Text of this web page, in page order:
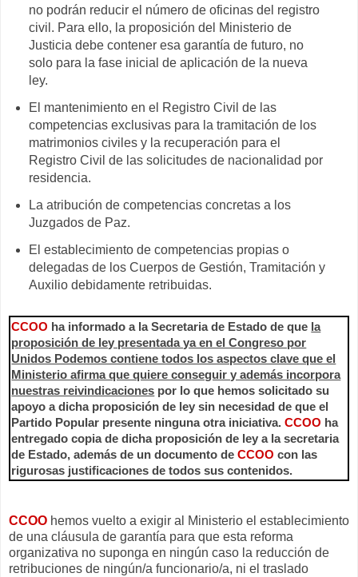
no podrán reducir el número de oficinas del registro
civil. Para ello, la proposición del Ministerio de
Justicia debe contener esa garantía de futuro, no
solo para la fase inicial de aplicación de la nueva
ley.
El mantenimiento en el Registro Civil de las
competencias exclusivas para la tramitación de los
matrimonios civiles y la recuperación para el
Registro Civil de las solicitudes de nacionalidad por
residencia.
La atribución de competencias concretas a los
Juzgados de Paz.
El establecimiento de competencias propias o
delegadas de los Cuerpos de Gestión, Tramitación y
Auxilio debidamente retribuidas.
CCOO ha informado a la Secretariade Estado de que la
proposición de ley presentada ya en el Congreso por
Unidos Podemos contiene todos los aspectos clave que el
Ministerio afirma que quiere conseguir y además incorpora
nuestras reivindicaciones por lo que hemos solicitado su
apoyo a dicha proposición de ley sin necesidad de que el
Partido Popular presente ninguna otra iniciativa.CCOO ha
entregado copia de dicha proposición de ley a la secretaria
de Estado, además de un documento de CCOO con las
rigurosas justificaciones de todos sus contenidos.
CCOO hemos vuelto a exigir al Ministerio el establecimiento
de una cláusula de garantía para que esta reforma
organizativa no suponga en ningún caso la reducción de
retribuciones de ningún/a funcionario/a, ni el traslado